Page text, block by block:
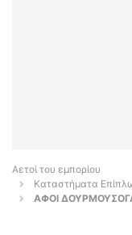
Αετοί του εμπορίου
Καταστήματα
ΑΦΟΙ